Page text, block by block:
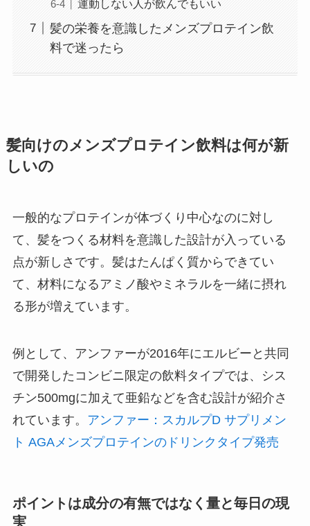
運動しない人が飲んでもいい
髪の栄養を意識したメンズプロテイン飲
料で迷ったら
髪向けのメンズプロテイン飲料は何が新
しいの
一般的なプロテインが体づくり中心なのに対し
て、髪をつくる材料を意識した設計が入っている
点が新しさです。髪はたんぱく質からできてい
て、材料になるアミノ酸やミネラルを一緒に摂れ
る形が増えています。
例として、アンファーが2016年にエルビーと共同
で開発したコンビニ限定の飲料タイプでは、シス
チン500mgに加えて亜鉛などを含む設計が紹介さ
れています。 アンファー：スカルプD サプリメン
ト AGAメンズプロテインのドリンクタイプ発売
ポイントは成分の有無ではなく量と毎日の現
実